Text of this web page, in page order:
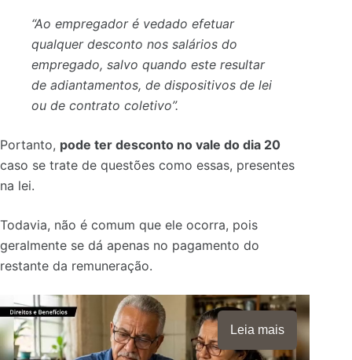
“Ao empregador é vedado efetuar
qualquer desconto nos salários do
empregado, salvo quando este resultar
de adiantamentos, de dispositivos de lei
ou de contrato coletivo”.
Portanto, pode ter desconto no vale do dia 20
caso se trate de questões como essas, presentes
na lei.
Todavia, não é comum que ele ocorra, pois
geralmente se dá apenas no pagamento do
restante da remuneração.
Leia mais